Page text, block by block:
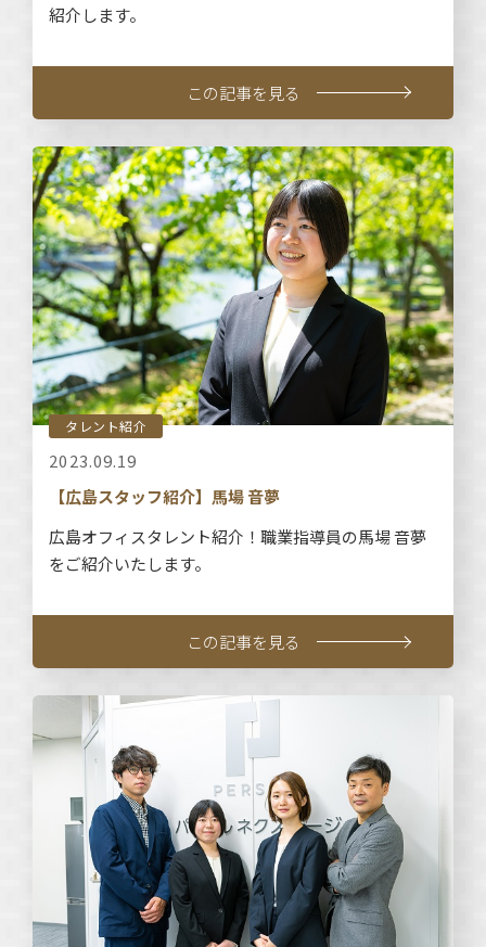
紹介します。
この記事を見る
タレント紹介
2023.09.19
【広島スタッフ紹介】馬場 音夢
広島オフィスタレント紹介！職業指導員の馬場 音夢
をご紹介いたします。
この記事を見る